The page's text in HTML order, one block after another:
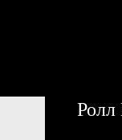
Ролл